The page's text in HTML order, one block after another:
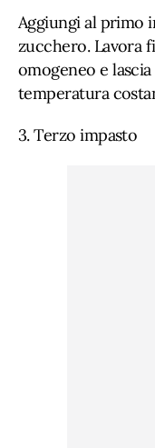
Aggiungi al primo
zucchero. Lavora
omogeneo e
temperatura
3. Terzo impasto